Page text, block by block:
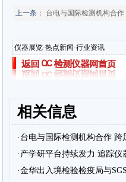
上一条： 台电与国际检测机构合
仪器展览·热点新闻·行业资讯
相关信息
·台电与国际检测机构合作 跨
·产学研平台持续发力 追踪
·金华出入境检验检疫局与